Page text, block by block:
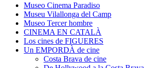
Museo Cinema Paradiso
Museu Vilallonga del Camp
Museo Tercer hombre
CINEMA EN CATALÀ
Los cines de FIGUERES
Un EMPORDÀ de cine
Costa Brava de cine